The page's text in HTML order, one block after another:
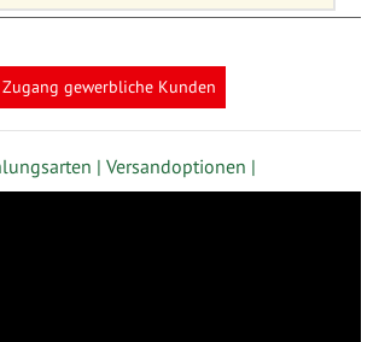
Zugang gewerbliche Kunden
| Versandoptionen |